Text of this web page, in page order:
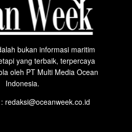
bukan informasi maritim
yang terbaik, terpercaya
oleh PT Multi Media Ocean
Indonesia.
redaksi@oceanweek.co.id